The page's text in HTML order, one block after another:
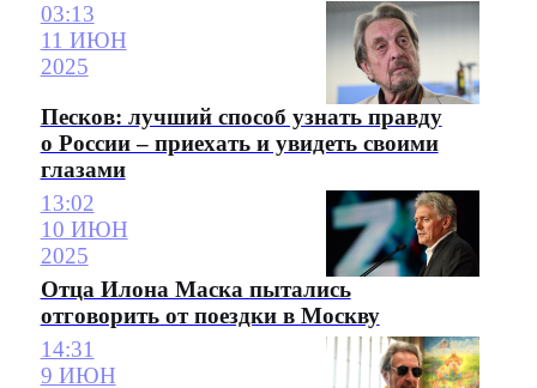
03:13
11 ИЮН
2025
Песков: лучший способ узнать правду
о России – приехать и увидеть своими
глазами
13:02
10 ИЮН
2025
Отца Илона Маска пытались
отговорить от поездки в Москву
14:31
9 ИЮН